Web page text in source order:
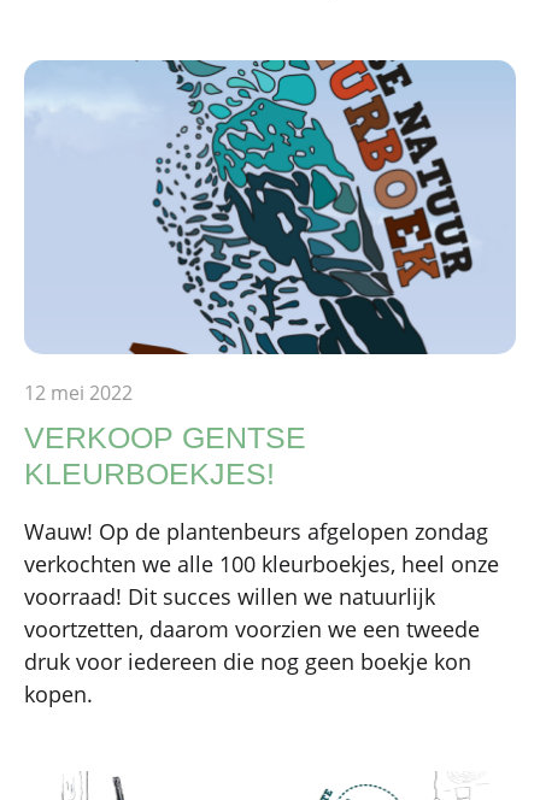
12 mei 2022
VERKOOP GENTSE
KLEURBOEKJES!
Wauw! Op de plantenbeurs afgelopen zondag
verkochten we alle 100 kleurboekjes, heel onze
voorraad! Dit succes willen we natuurlijk
voortzetten, daarom voorzien we een tweede
druk voor iedereen die nog geen boekje kon
kopen.